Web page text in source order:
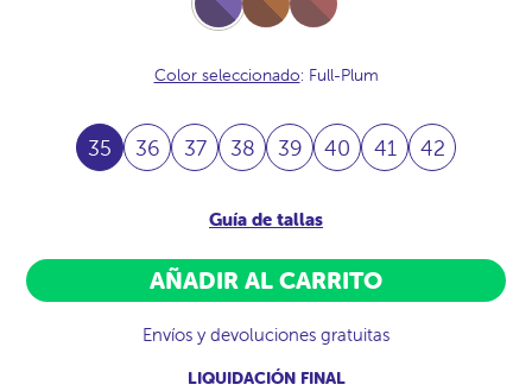
Full-
Plum
Full-
Vison
Full-
Praline
Color seleccionado: Full-Plum
35 36 37 38 39 40 41 42
Guía de tallas
AÑADIR AL CARRITO
Envíos y devoluciones gratuitas
LIQUIDACIÓN FINAL